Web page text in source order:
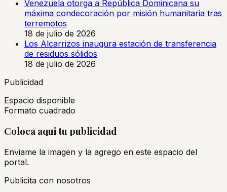
Venezuela otorga a República Dominicana su
máxima condecoración por misión humanitaria tras
terremotos
18 de julio de 2026
Los Alcarrizos inaugura estación de transferencia
de residuos sólidos
18 de julio de 2026
Publicidad
Espacio disponible
Formato cuadrado
Coloca aqui tu publicidad
Enviame la imagen y la agrego en este espacio del
portal.
Publicita con nosotros